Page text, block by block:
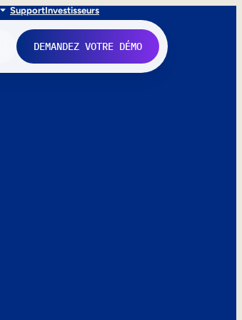
SupportInvestisseurs
DEMANDEZ VOTRE DÉMO